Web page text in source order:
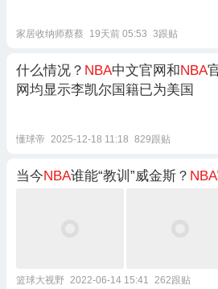
家居收纳师蔡蔡 19天前 05:53 3跟贴
什么情况？ NBA中文官网和 NBA
网均显示李凯尔国籍已为美国
懂球帝 2025-12-18 11:18 829跟贴
当今NBA谁能“教训”威金斯？ NBA
篮球大视野 2022-06-14 15:41 262跟贴